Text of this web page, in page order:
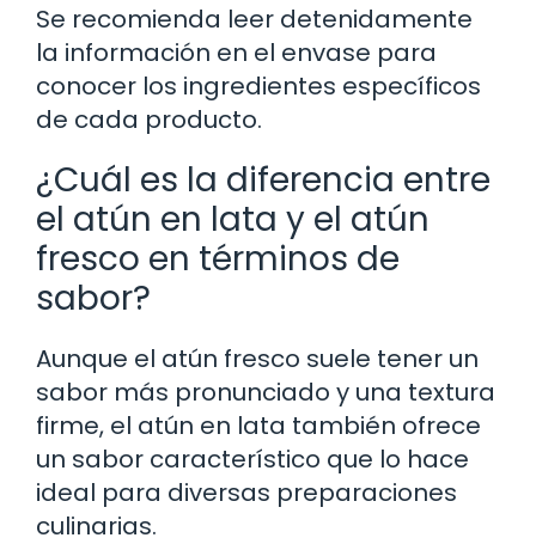
Se recomienda leer detenidamente
la información en el envase para
conocer los ingredientes específicos
de cada producto.
¿Cuál es la diferencia entre
el atún en lata y el atún
fresco en términos de
sabor?
Aunque el atún fresco suele tener un
sabor más pronunciado y una textura
firme, el atún en lata también ofrece
un sabor característico que lo hace
ideal para diversas preparaciones
culinarias.